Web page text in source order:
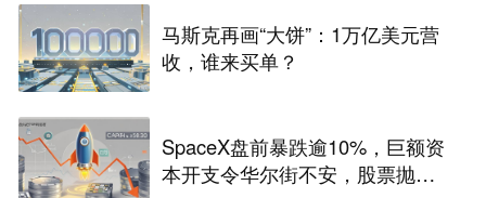
马斯克再画“大饼”：1万亿美元营
收，谁来买单？
SpaceX盘前暴跌逾10%，巨额资
本开支令华尔街不安，股票抛